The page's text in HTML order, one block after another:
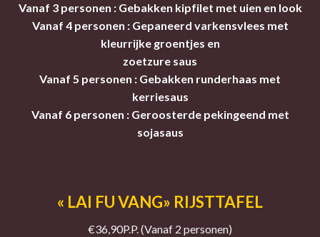
Vanaf 3 personen : Gebakken kipfilet met uien en look
Vanaf 4 personen : Gepaneerd varkensvlees met
kleurrijke groentjes en
zoetzure saus
Vanaf 5 personen : Gebakken runderhaas met
kerriesaus
Vanaf 6 personen : Geroosterde pekingeend met
sojasaus
« LAI FU VANG» RIJSTTAFEL
€36,90P.P. (Vanaf 2 personen)